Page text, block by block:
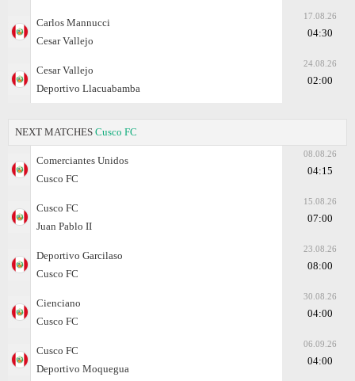
Carlos Mannucci
Cesar Vallejo
17.08.26
04:30
Cesar Vallejo
Deportivo Llacuabamba
24.08.26
02:00
NEXT MATCHES Cusco FC
Comerciantes Unidos
Cusco FC
08.08.26
04:15
Cusco FC
Juan Pablo II
15.08.26
07:00
Deportivo Garcilaso
Cusco FC
23.08.26
08:00
Cienciano
Cusco FC
30.08.26
04:00
Cusco FC
Deportivo Moquegua
06.09.26
04:00